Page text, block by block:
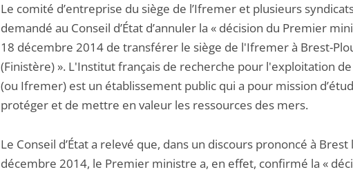
Le comité d’entreprise du siège de l’Ifremer et plusieurs
demandé au Conseil d’État d’annuler la « décision du Premier
18 décembre 2014 de transférer le siège de l'Ifremer à Brest-
(Finistère) ». L'Institut français de recherche pour l'exploitation
(ou Ifremer) est un établissement public qui a pour mission
protéger et de mettre en valeur les ressources des mers.
Le Conseil d’État a relevé que, dans un discours prononcé à Brest
décembre 2014, le Premier ministre a, en effet, confirmé la «